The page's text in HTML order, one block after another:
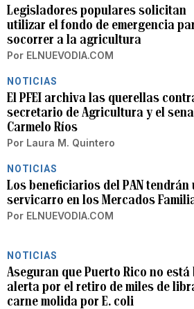
Legisladores populares solicitan
utilizar el fondo de emergencia
socorrer a la agricultura
Por ELNUEVODIA.COM
NOTICIAS
El PFEI archiva las querellas
secretario de Agricultura y el
Carmelo Ríos
Por Laura M. Quintero
NOTICIAS
Los beneficiarios del PAN tendrán
servicarro en los Mercados
Por ELNUEVODIA.COM
NOTICIAS
Aseguran que Puerto Rico no está
alerta por el retiro de miles de
carne molida por E. coli